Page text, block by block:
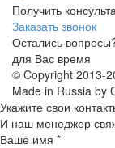
Получить
Заказать звонок
Остались
для Вас время
© Copyright 2013-
Made in Russia by
Укажите свои
И наш менеджер
Ваше имя *